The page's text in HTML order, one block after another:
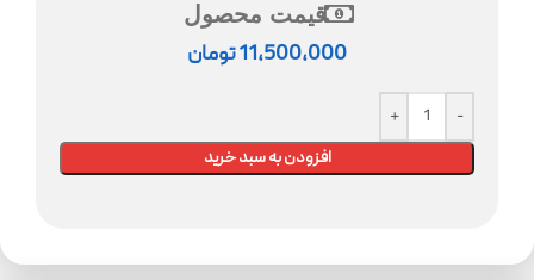
قیمت محصول
11,500,000تومان
افزودن به سبد خرید